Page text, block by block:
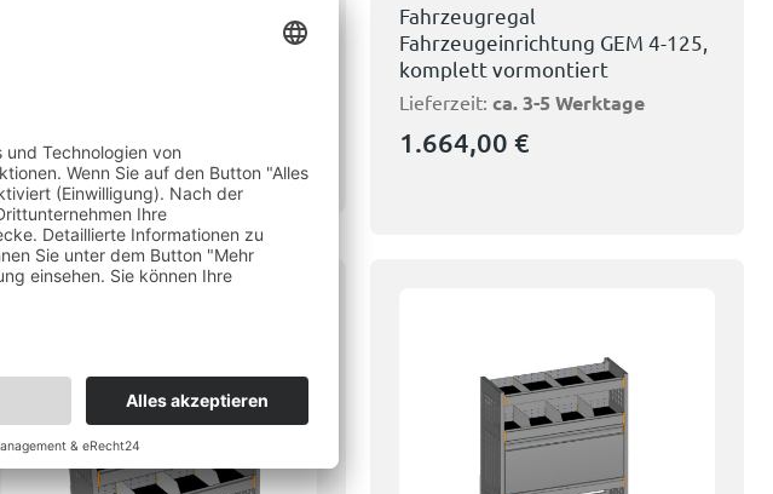
Fahrzeugeinrichtung GEM 2-150,
1.522,00€
Fahrzeugregal
Fahrzeugeinrichtung GEM 4-125,
komplett vormontiert
Lieferzeit: ca. 3-5 Werktage
1.664,00 €